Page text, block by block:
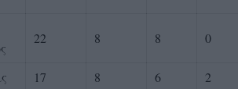
22 8 8 0
17 8 6 2